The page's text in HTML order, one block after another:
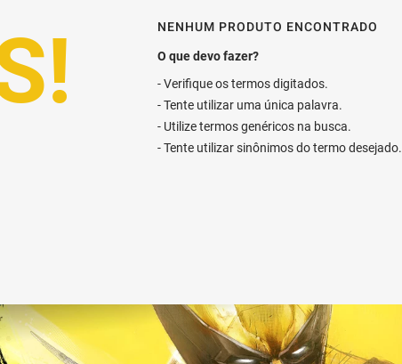
NENHUM PRODUTO ENCONTRADO
Verifique os termos digitados.
Tente utilizar uma única palavra.
Utilize termos genéricos na busca.
Tente utilizar sinônimos do termo desejado.